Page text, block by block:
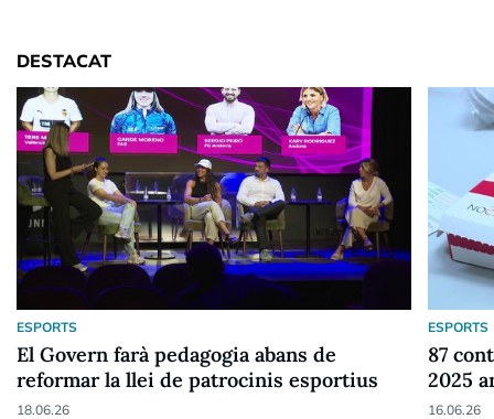
DESTACAT
ESPORTS
El Govern farà pedagogia abans de
reformar la llei de patrocinis esportius
18.06.26
ESPORTS
87
2025
16.06.26